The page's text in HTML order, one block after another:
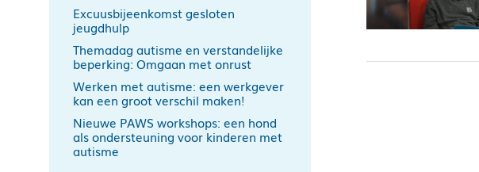
Excuusbijeenkomst gesloten
jeugdhulp
Themadag autisme en verstandelijke
beperking: Omgaan met onrust
Werken met autisme: een werkgever
kan een groot verschil maken!
Nieuwe PAWS workshops: een hond
als ondersteuning voor kinderen met
autisme